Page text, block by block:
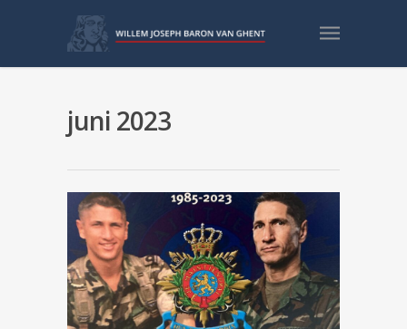
juni 2023